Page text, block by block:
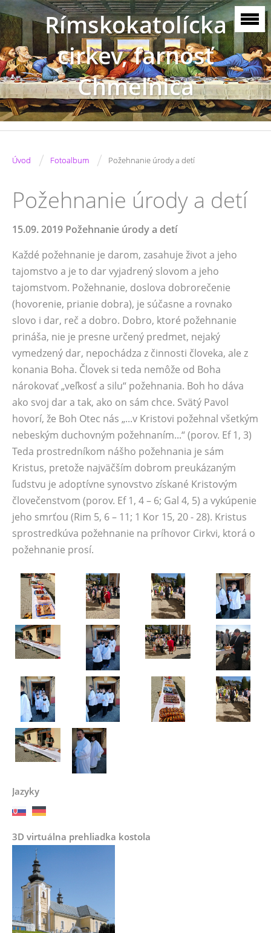
Rímskokatolícka
cirkev, farnosť
Chmeľnica
Úvod / Fotoalbum / Požehnanie úrody a detí
Požehnanie úrody a detí
15.09. 2019 Požehnanie úrody a detí
Každé požehnanie je darom, zasahuje život a jeho
tajomstvo a je to dar vyjadrený slovom a jeho
tajomstvom. Požehnanie, doslova dobrorečenie
(hovorenie, prianie dobra), je súčasne a rovnako
slovo i dar, reč a dobro. Dobro, ktoré požehnanie
prináša, nie je presne určený predmet, nejaký
vymedzený dar, nepochádza z činnosti človeka, ale z
konania Boha. Človek si teda nemôže od Boha
nárokovať „veľkosť a silu“ požehnania. Boh ho dáva
ako svoj dar a tak, ako on sám chce. Svätý Pavol
hovorí, že Boh Otec nás „...v Kristovi požehnal všetkým
nebeským duchovným požehnaním...“ (porov. Ef 1, 3)
Teda prostredníkom nášho požehnania je sám
Kristus, pretože najväčším dobrom preukázaným
ľudstvu je adoptívne synovstvo získané Kristovým
človečenstvom (porov. Ef 1, 4 – 6; Gal 4, 5) a vykúpenie
jeho smrťou (Rim 5, 6 – 11; 1 Kor 15, 20 - 28). Kristus
sprostredkúva požehnanie na príhovor Cirkvi, ktorá o
požehnanie prosí.
Jazyky
3D virtuálna prehliadka kostola